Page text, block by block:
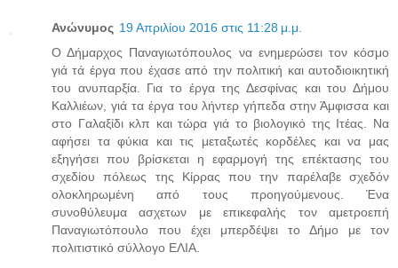
Ανώνυμος 19 Απριλίου 2016 στις 11:28 μ.μ.
Ο Δήμαρχος Παναγιωτόπουλος να ενημερώσει τον κόσμο
γιά τά έργα που έχασε από την πολιτική και αυτοδιοικητική
του ανυπαρξία. Για το έργα της Δεσφίνας και του Δήμου
Καλλιέων, γιά τα έργα του λήντερ γήπεδα στην Άμφισσα και
στο Γαλαξίδι κλπ και τώρα γιά το βιολογικό της Ιτέας. Να
αφήσει τα φύκια και τις μεταξωτές κορδέλες και να μας
εξηγήσει που βρίσκεται η εφαρμογή της επέκτασης του
σχεδίου πόλεως της Κίρρας που την παρέλαβε σχεδόν
ολοκληρωμένη από τους προηγούμενους. Ένα
συνοθύλευμα ασχετων με επικεφαλής τον αμετροεπή
Παναγιωτόπουλο που έχει μπερδέψει το Δήμο με τον
πολιτιστικό σύλλογο ΕΛΙΑ.